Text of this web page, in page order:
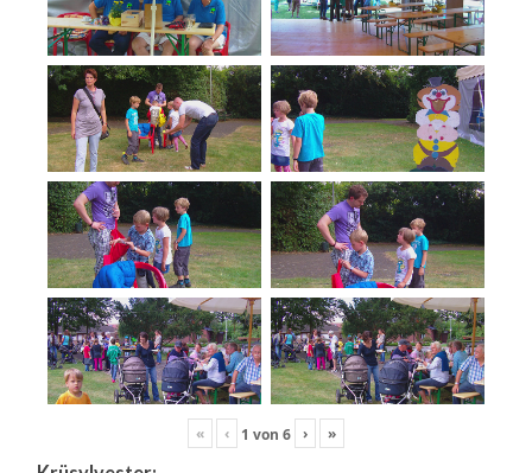
« ‹ 1 von 6 › »